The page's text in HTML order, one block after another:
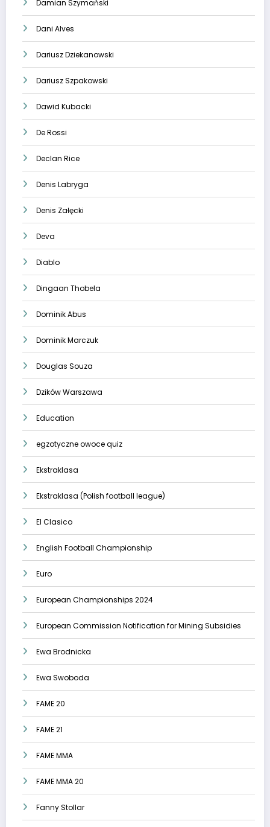
Damian Szymański
Dani Alves
Dariusz Dziekanowski
Dariusz Szpakowski
Dawid Kubacki
De Rossi
Declan Rice
Denis Labryga
Denis Załęcki
Deva
Diablo
Dingaan Thobela
Dominik Abus
Dominik Marczuk
Douglas Souza
Dzików Warszawa
Education
egzotyczne owoce quiz
Ekstraklasa
Ekstraklasa (Polish football league)
El Clasico
English Football Championship
Euro
European Championships 2024
European Commission Notification for Mining Subsidies
Ewa Brodnicka
Ewa Swoboda
FAME 20
FAME 21
FAME MMA
FAME MMA 20
Fanny Stollar